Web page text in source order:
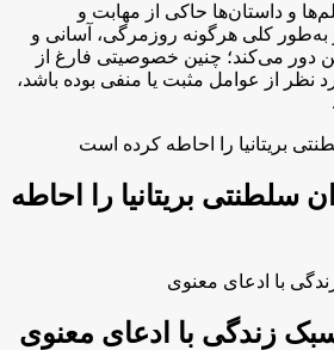
و داستان‌ها حاکی از مهابت و
کلی هرگونه روزمرگی، آسانی و
دور می‌کند؛ چنین خصوصیتی فارغ از
نظر از عوامل مثبت یا منفی بوده باشد،
سلطنتی بریتانیا را احاطه
زندگی با ادعای معنوی